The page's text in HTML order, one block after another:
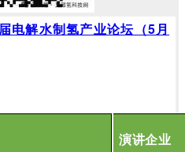
电解水制氢产业论坛（5月
演讲企业